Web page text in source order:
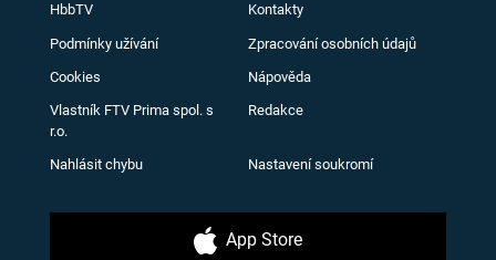
HbbTV Kontakty
Podmínky užívání Zpracování osobních údajů
Cookies Nápověda
Vlastník FTV Prima spol. s
r.o.
Redakce
Nahlásit chybu Nastavení soukromí
App Store